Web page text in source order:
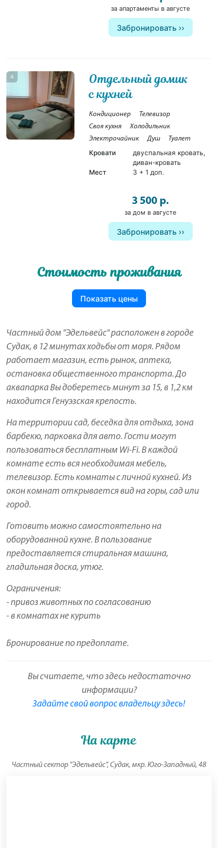
за апартаменты в августе
Забронировать
4
Отдельный домик
с кухней
Кондиционер
Телевизор
Своя кухня
Холодильник
Электрочайник
Душ Туалет
Кровати
двуспальная кровать,
диван-кровать
Мест
3 + 1 доп.
3 500 р.
за дом в августе
Забронировать
Стоимость проживания
Показать цены
Частный дом "Эдельвейс" расположен в городе
Судак, в 12 минутах ходьбы от моря. Рядом
работает магазин, есть рынок, аптека,
остановка общественного транспорта. До
аквапарка Вы доберетесь минут за 15, в 1,2 км
находится Генуэзская крепость.
На территории сад, беседка для отдыха, зона
барбекю, парковка для авто. Гости могут
пользоваться бесплатным Wi-Fi. В каждой
комнате есть вся необходимая мебель,
телевизор. Есть комнаты с личной кухней. Из
окон комнат открывается вид на горы, сад или
город.
Готовить можно самостоятельно на
оборудованной кухне. В пользование
предоставляется стиральная машина,
гладильная доска, утюг.
Ограничения:
- привоз животных по согласованию
- в комнатах не курить
Бронирование по предоплате.
Вы считаете, что здесь недостаточно
информации?
Задайте свой вопрос владельцу здесь!
На карте
Частный сектор "Эдельвейс", Судак, мкр. Юго-Западный, 48